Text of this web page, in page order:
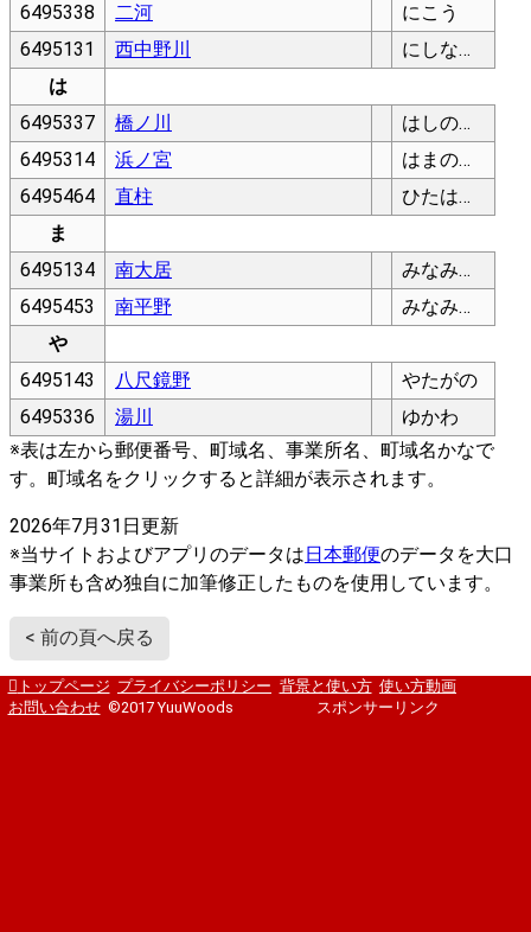
6495338
二河
にこう
6495131
西中野川
にしなかのかわ
は
6495337
橋ノ川
はしのかわ
6495314
浜ノ宮
はまのみや
6495464
直柱
ひたはしら
ま
6495134
南大居
みなみおおい
6495453
南平野
みなみひらの
や
6495143
八尺鏡野
やたがの
6495336
湯川
ゆかわ
※表は左から郵便番号、町域名、事業所名、町域名かなで
す。町域名をクリックすると詳細が表示されます。
2026年7月31日更新
※当サイトおよびアプリのデータは日本郵便のデータを大口
事業所も含め独自に加筆修正したものを使用しています。
< 前の頁へ戻る
トップページ プライバシーポリシー 背景と使い方 使い方動画
お問い合わせ ©2017 YuuWoods スポンサーリンク